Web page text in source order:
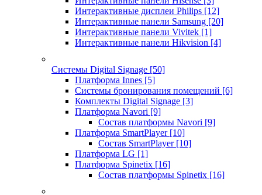
Интерактивные дисплеи Philips [12]
Интерактивные панели Samsung [20]
Интерактивные панели Vivitek [1]
Интерактивные панели Hikvision [4]
Системы Digital Signage [50]
Платформа Innes [5]
Системы бронирования помещений [6]
Комплекты Digital Signage [3]
Платформа Navori [9]
Состав платформы Navori [9]
Платформа SmartPlayer [10]
Состав SmartPlayer [10]
Платформа LG [1]
Платформа Spinetix [16]
Состав платформы Spinetix [16]